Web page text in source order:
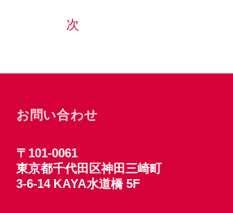
次
お問い合わせ
〒101-0061
東京都千代田区神田三崎町
3-6-14 KAYA水道橋 5F